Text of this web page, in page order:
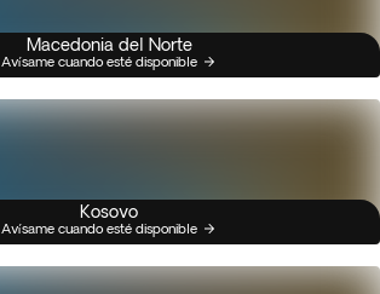
Macedonia del Norte
Avísame cuando esté disponible
Kosovo
Avísame cuando esté disponible